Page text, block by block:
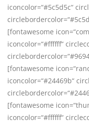
iconcolor=“#5c5d5c“
[fontawesome
iconcolor=“#ffffff“
[fontawesome
iconcolor=“#24469b“
[fontawesome
iconcolor=“#ffffff“